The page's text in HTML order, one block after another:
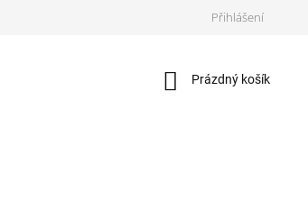
Přihlášení
Nákupní
Prázdný košík